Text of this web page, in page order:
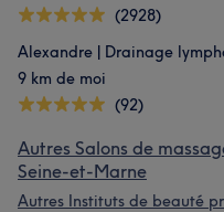
(2928)
9 km de moi
(92)
Autres Salons de
Seine-et-Marne
Autres Instituts de beauté